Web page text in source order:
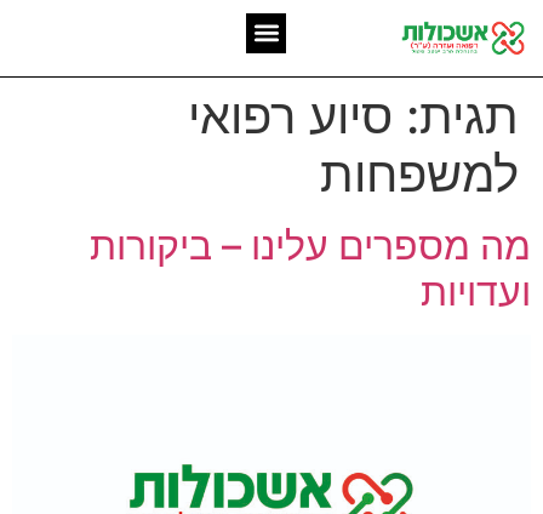
תגית: סיוע רפואי
למשפחות
מה מספרים עלינו – ביקורות
ועדויות